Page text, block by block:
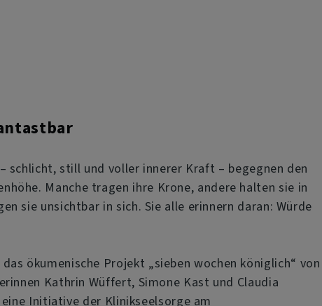
schlicht, still und voller innerer Kraft – begegnen den
Manche tragen ihre Krone, andere halten sie in
sie unsichtbar in sich. Sie alle erinnern daran: Würde
ökumenische Projekt „sieben wochen königlich“ von
Kathrin Wüffert, Simone Kast und Claudia
Initiative der Klinikseelsorge am